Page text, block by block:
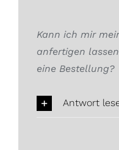
Kann ich mir
anfertigen
eine Bestellung?
Antwort